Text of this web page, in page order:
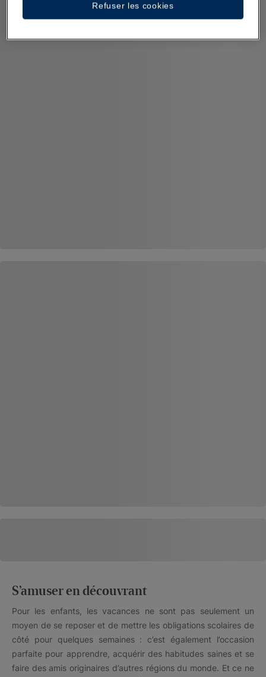
S’amuser en découvrant
Pour les enfants, les vacances ne sont pas seulement un
moyen de se reposer et de mettre les obligations scolaires de
côté pour quelques semaines : c’est également l’occasion
parfaite pour apprendre, acquérir des habitudes saines et se
faire des amis originaires d’autres régions du monde. Et ce ne
Refuser les cookies